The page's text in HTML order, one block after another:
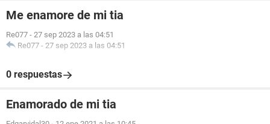
Me enamore de mi tia
Re077 - 27 sep 2023 a las 04:51
Re077 - 27 sep 2023 a las 04:51
0 respuestas
Enamorado de mi tia